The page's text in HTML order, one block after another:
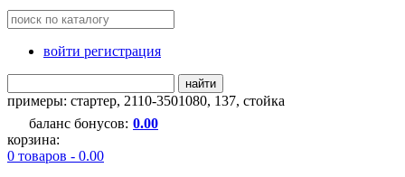
войти регистрация
найти
примеры: стартер, 2110-3501080, 137, стойка
баланс бонусов: 0.00
корзина:
0 товаров - 0.00